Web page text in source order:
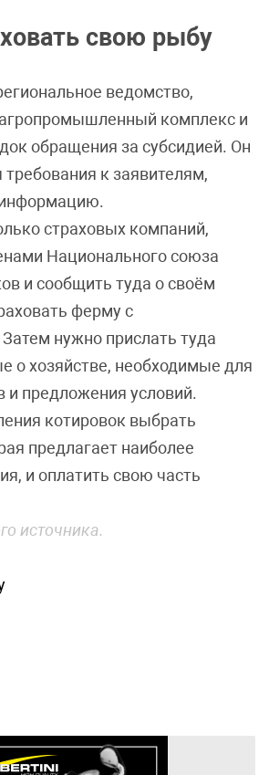
свою рыбу
ведомство,
комплекс и
обращения за субсидией. Он
к заявителям,
страховых компаний,
Национального союза
и сообщить туда о своём
ферму с
нужно прислать туда
о хозяйстве, необходимые для
и предложения условий.
котировок выбрать
предлагает наиболее
и оплатить свою часть
источника.